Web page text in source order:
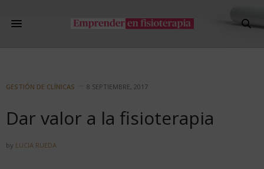
GESTIÓN DE CLÍNICAS 8 SEPTIEMBRE, 2017
Dar valor a la fisioterapia
by LUCIA RUEDA